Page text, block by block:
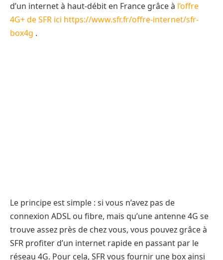
d’un internet à haut-débit en France grâce à l’offre
4G+ de SFR ici https://www.sfr.fr/offre-internet/sfr-
box4g .
Le principe est simple : si vous n’avez pas de
connexion ADSL ou fibre, mais qu’une antenne 4G se
trouve assez près de chez vous, vous pouvez grâce à
SFR profiter d’un internet rapide en passant par le
réseau 4G. Pour cela, SFR vous fournir une box ainsi